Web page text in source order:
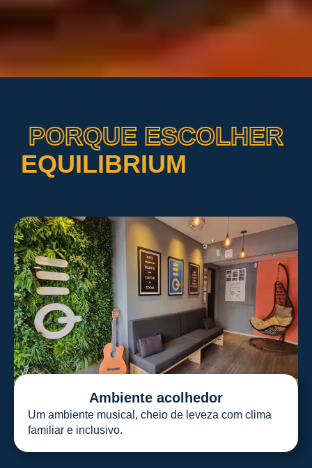
PORQUE ESCOLHER
EQUILIBRIUM
Ambiente acolhedor
Um ambiente musical, cheio de leveza com clima
familiar e inclusivo.